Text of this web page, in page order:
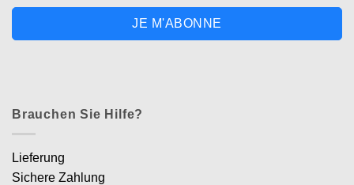
JE M'ABONNE
Brauchen Sie Hilfe?
Lieferung
Sichere Zahlung